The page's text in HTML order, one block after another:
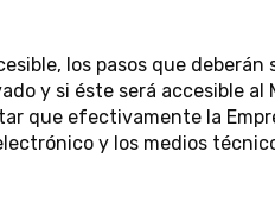
los pasos que deberán
y si éste será accesible al
que efectivamente la
y los medios